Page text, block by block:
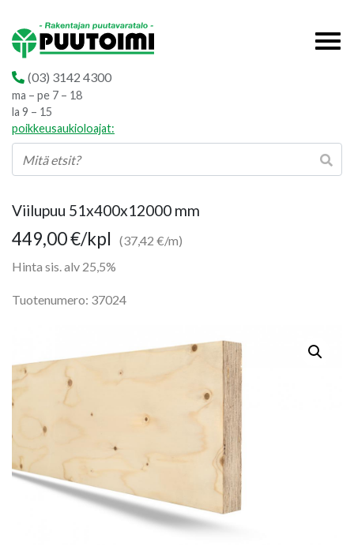
(03) 3142 4300
ma – pe 7 – 18
la 9 – 15
poikkeusaukioloajat:
Viilupuu 51x400x12000 mm
449,00€/kpl
(37,42 €/m)
Hinta sis. alv 25,5%
Tuotenumero: 37024